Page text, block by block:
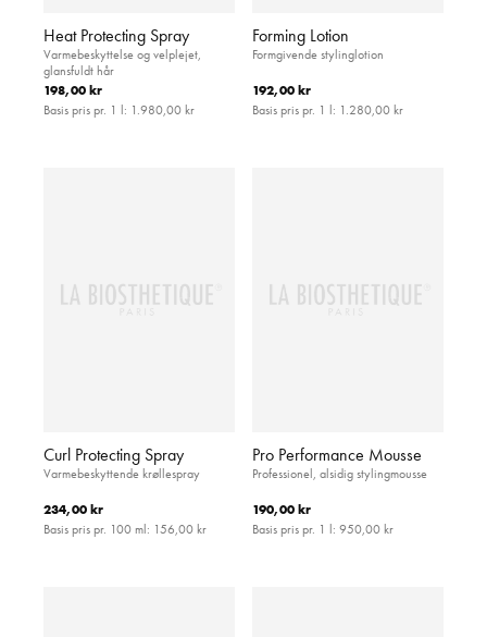
Heat Protecting Spray
Varmebeskyttelse og velplejet,
glansfuldt hår
198,00 kr
Basis pris pr. 1 l: 1.980,00 kr
Forming Lotion
Formgivende stylinglotion
192,00 kr
Basis pris pr. 1 l: 1.280,00 kr
Curl Protecting Spray
Varmebeskyttende krøllespray
234,00 kr
Basis pris pr. 100 ml: 156,00 kr
Pro Performance Mousse
Professionel, alsidig stylingmousse
190,00 kr
Basis pris pr. 1 l: 950,00 kr